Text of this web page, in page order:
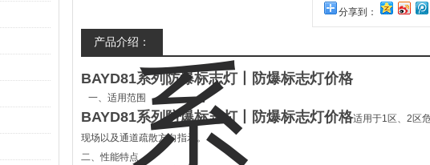
分享到：
产品介绍：
BAYD81系列防爆标志灯丨防爆标志灯价格
一、适用范围
BAYD81系列防爆标志灯丨防爆标志灯价格适用于1区、2区
现场以及通道疏散方向指示。
二、性能特点